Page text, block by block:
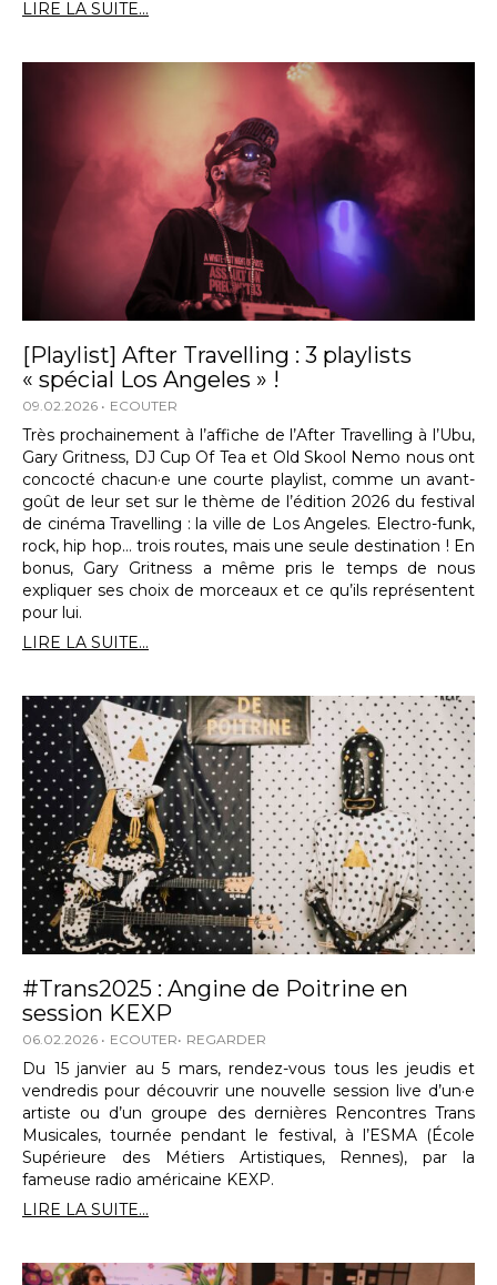
LIRE LA SUITE...
[Playlist] After Travelling : 3 playlists
« spécial Los Angeles » !
09.02.2026 ECOUTER
Très prochainement à l’affiche de l’After Travelling à l’Ubu,
Gary Gritness, DJ Cup Of Tea et Old Skool Nemo nous ont
concocté chacun·e une courte playlist, comme un avant-
goût de leur set sur le thème de l’édition 2026 du festival
de cinéma Travelling : la ville de Los Angeles. Electro-funk,
rock, hip hop… trois routes, mais une seule destination ! En
bonus, Gary Gritness a même pris le temps de nous
expliquer ses choix de morceaux et ce qu’ils représentent
pour lui.
LIRE LA SUITE...
#Trans2025 : Angine de Poitrine en
session KEXP
06.02.2026 ECOUTER REGARDER
Du 15 janvier au 5 mars, rendez-vous tous les jeudis et
vendredis pour découvrir une nouvelle session live d’un·e
artiste ou d’un groupe des dernières Rencontres Trans
Musicales, tournée pendant le festival, à l’ESMA (École
Supérieure des Métiers Artistiques, Rennes), par la
fameuse radio américaine KEXP.
LIRE LA SUITE...